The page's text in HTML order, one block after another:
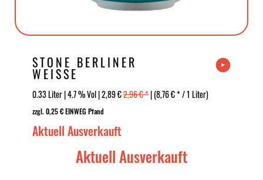
STONE BERLINER
WEISSE
0.33 Liter | 4.7 % Vol | 2,89 €2,96 € *| (8,76 € * / 1 Liter)
zzgl. 0,25 € EINWEG Pfand
Aktuell Ausverkauft
Aktuell Ausverkauft